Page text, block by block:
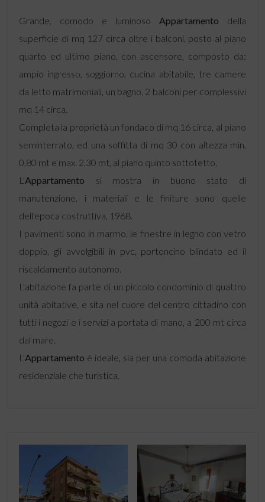
Grande, comodo e luminoso Appartamento della
superficie di mq 127 circa oltre i balconi, posto al piano
quarto ed ultimo piano, con ascensore, composto da:
ampio ingresso, soggiorno, cucina abitabile, tre camere
da letto matrimoniali, un bagno, 2 balconi per complessivi
mq 14 circa.
Completa la proprietà un fondaco di mq 16 circa, al piano
seminterrato, ed una soffitta di mq 30 con altezza min.
0,80 mt e max. 2,30 mt, al piano quinto sottotetto.
L'Appartamento si mostra in buono stato di
manutenzione, i materiali e le finiture sono quelle
dell'epoca costruttiva, 1968.
I pavimenti sono in marmo, le finestre in legno con vetro
doppio, gli avvolgibili in pvc, portoncino blindato ed il
riscaldamento autonomo.
L'abitazione fa parte di un piccolo condominio di quattro
unità abitative, e sita nel cuore del centro cittadino con
tutti i negozi e i servizi a portata di mano, a 200 mt circa
dal mare.
L'Appartamento è ideale, sia per una comoda abitazione
residenziale che turistica.